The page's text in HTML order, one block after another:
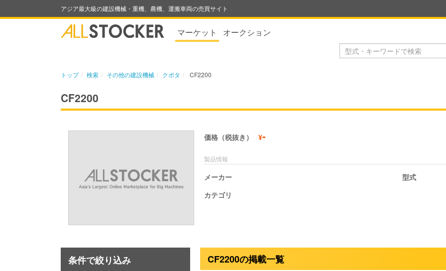
アジア最大級の建設機械・重機、農機、運搬車両の売買サイト
マーケット オークション
トップ 検索 その他の建設機械 クボタ CF2200
CF2200
価格（税抜き） ¥-
製品情報
メーカー
カテゴリ
型式
条件で絞り込み CF2200の掲載一覧